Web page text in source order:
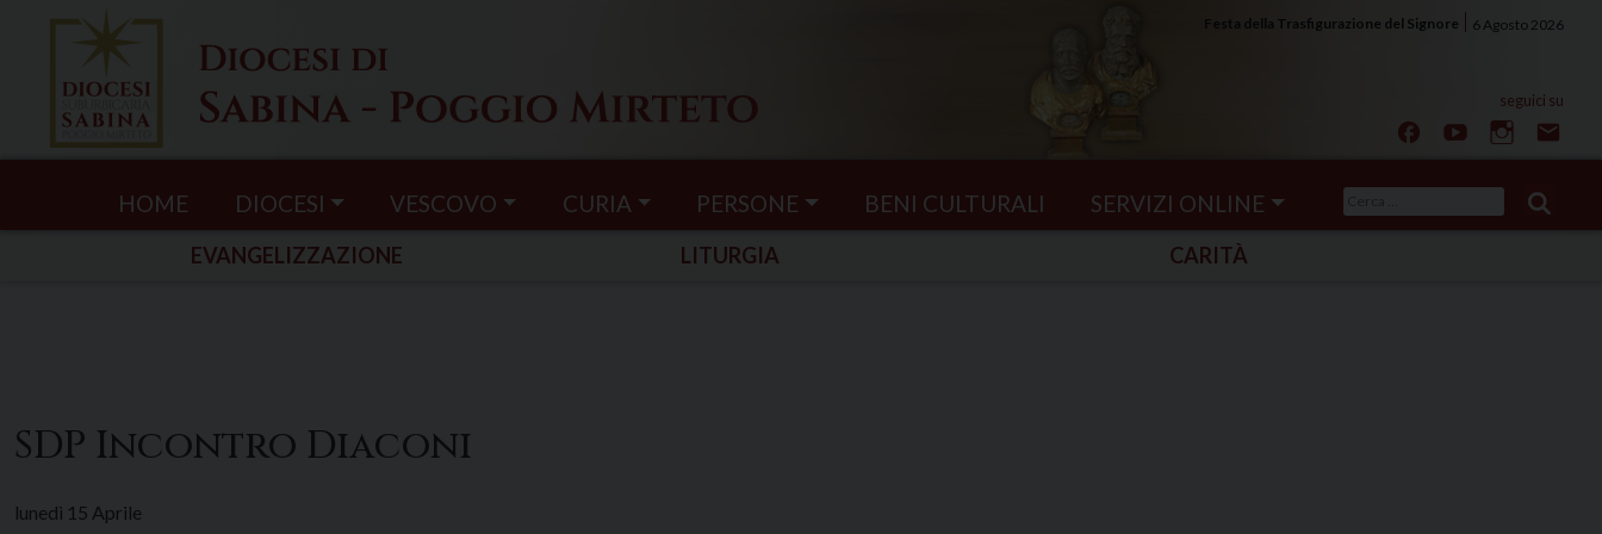
6 Agosto 2026
Festa della Trasfigurazione del Signore
HOME DIOCESI VESCOVO CURIA PERSONE BENI CULTURALI SERVIZI ONLINE
per:
EVANGELIZZAZIONE LITURGIA CARITÀ
SDP Incontro Diaconi
lunedì 15 Aprile